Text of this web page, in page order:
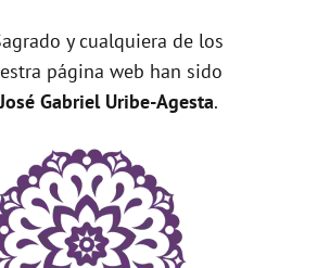
y cualquiera de los
página web han sido
José Gabriel Uribe-Agesta.